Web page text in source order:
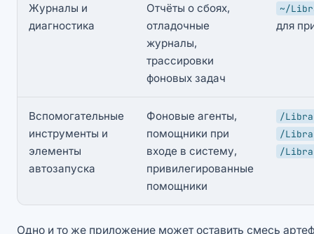
Журналы и
диагностика
Отчёты о сбоях,
отладочные
журналы,
трассировки
фоновых задач
~/
для
Вспомогательные
инструменты и
элементы
автозапуска
Фоновые агенты,
помощники при
входе в систему,
привилегированные
помощники
/
/
/
Одно и то же приложение может оставить смесь